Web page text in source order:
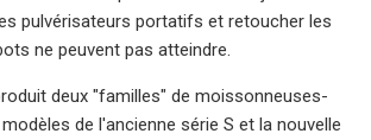
pulvérisateurs portatifs et retoucher les
ne peuvent pas atteindre.
deux "familles" de moissonneuses-
de l'ancienne série S et la nouvelle